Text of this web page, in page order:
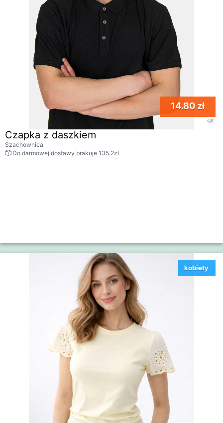
14.80 zł
szt
Czapka z daszkiem
Szachownica
Do darmowej dostawy brakuje 135.2zł
kobiety